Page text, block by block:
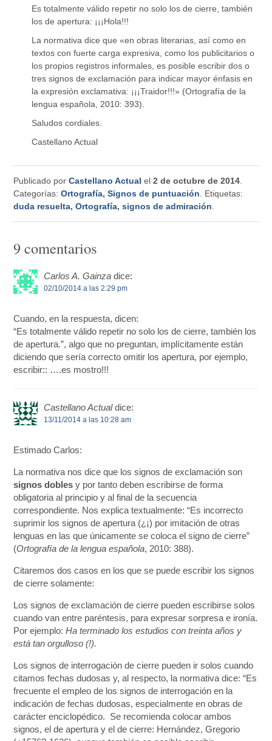
Es totalmente válido repetir no solo los de cierre, también
los de apertura: ¡¡¡Hola!!!
La normativa dice que «en obras literarias, así como en
textos con fuerte carga expresiva, como los publicitarios o
los propios registros informales, es posible escribir dos o
tres signos de exclamación para indicar mayor énfasis en
la expresión exclamativa: ¡¡¡Traidor!!!» (Ortografía de la
lengua española, 2010: 393).
Saludos cordiales.
Castellano Actual
Publicado porCastellano Actual el2 de octubre de 2014
Categorías:Ortografía,Signos de puntuación . Etiquetas:
duda resuelta,Ortografía,signos de admiración
9 comentarios
Carlos A. Gainza dice:
02/10/2014 a las 2:29 pm
Cuando, en la respuesta, dicen:
“Es totalmente válido repetir no solo los de cierre, también los
de apertura.”, algo que no preguntan, implícitamente están
diciendo que sería correcto omitir los apertura, por ejemplo,
escribir:: ….es mostro!!!
Castellano Actual dice:
13/11/2014 a las 10:28 am
Estimado Carlos:
La normativa nos dice que los signos de exclamación son
signos dobles y por tanto deben escribirse de forma
obligatoria al principio y al final de la secuencia
correspondiente. Nos explica textualmente: “Es incorrecto
suprimir los signos de apertura (¿¡) por imitación de otras
lenguas en las que únicamente se coloca el signo de cierre”
(Ortografía de la lengua española, 2010: 388).
Citaremos dos casos en los que se puede escribir los signos
de cierre solamente:
Los signos de exclamación de cierre pueden escribirse solos
cuando van entre paréntesis, para expresar sorpresa e ironía.
Por ejemplo:Ha terminado los estudios con treinta años y
está tan orgulloso (!).
Los signos de interrogación de cierre pueden ir solos cuando
citamos fechas dudosas y, al respecto, la normativa dice: “Es
frecuente el empleo de los signos de interrogación en la
indicación de fechas dudosas, especialmente en obras de
carácter enciclopédico. Se recomienda colocar ambos
signos, el de apertura y el de cierre: Hernández, Gregorio